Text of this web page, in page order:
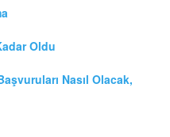
Oldu
Nasıl Olacak,